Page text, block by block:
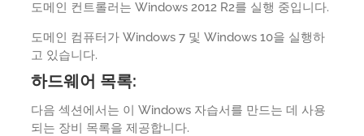
도메인 컨트롤러는 Windows 2012 R2를 실행 중입니다.
도메인 컴퓨터가 Windows 7 및 Windows 10을 실행하
고 있습니다.
하드웨어 목록:
다음 섹션에서는 이 Windows 자습서를 만드는 데 사용
되는 장비 목록을 제공합니다.